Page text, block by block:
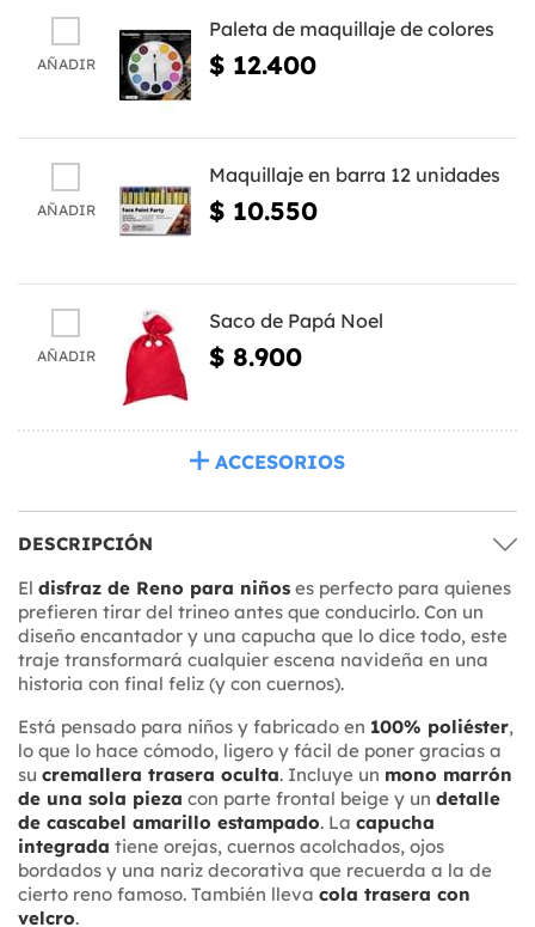
AÑADIR
Paleta de maquillaje de colores
$ 12.400
AÑADIR
Maquillaje en barra 12 unidades
$ 10.550
AÑADIR
Saco de Papá Noel
$ 8.900
ACCESORIOS
DESCRIPCIÓN
El disfraz de Reno para niños es perfecto para quienes
prefieren tirar del trineo antes que conducirlo. Con un
diseño encantador y una capucha que lo dice todo, este
traje transformará cualquier escena navideña en una
historia con final feliz (y con cuernos).
Está pensado para niños y fabricado en 100% poliéster,
lo que lo hace cómodo, ligero y fácil de poner gracias a
su cremallera trasera oculta. Incluye un mono marrón
de una sola pieza con parte frontal beige y un detalle
de cascabel amarillo estampado. La capucha
integrada tiene orejas, cuernos acolchados, ojos
bordados y una nariz decorativa que recuerda a la de
cierto reno famoso. También lleva cola trasera con
velcro.